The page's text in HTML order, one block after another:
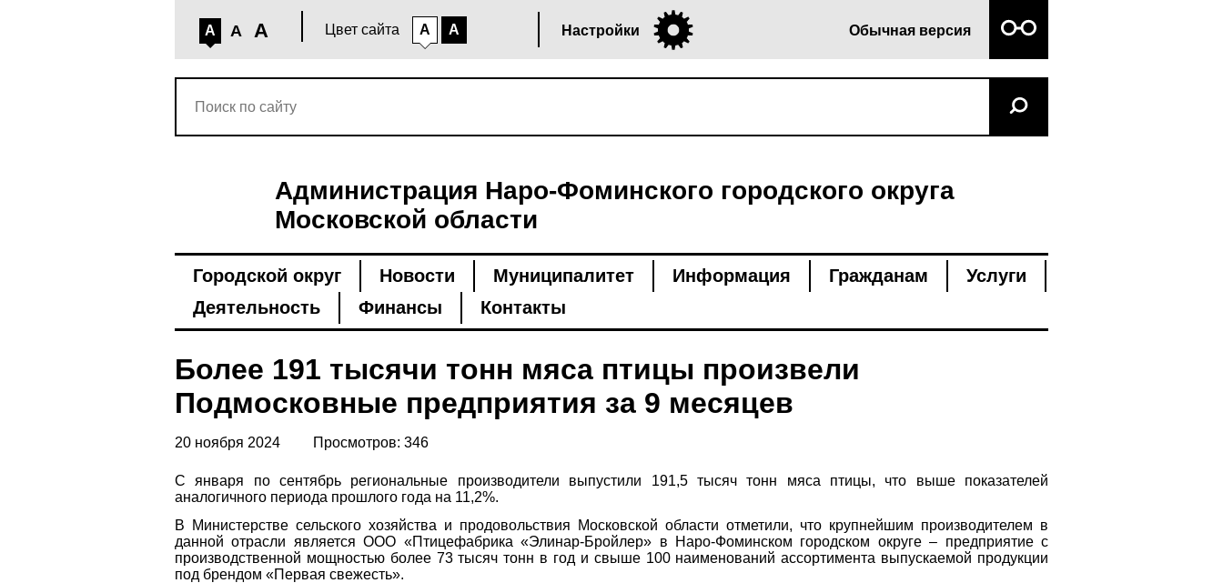
A A A Цвет сайта A A Настройки Обычная версия
Администрация Наро-Фоминского городского округа
Московской области
Городской округ Новости Муниципалитет Информация Гражданам
Услуги
Деятельность
Финансы Контакты
Более 191 тысячи тонн мяса птицы произвели
Подмосковные предприятия за 9 месяцев
20 ноября 2024 Просмотров: 346
С января по сентябрь региональные производители выпустили 191,5 тысяч тонн мяса птицы, что выше показателей
аналогичного периода прошлого года на 11,2%.
В Министерстве сельского хозяйства и продовольствия Московской области отметили, что крупнейшим производителем в
данной отрасли является ООО «Птицефабрика «Элинар-Бройлер» в Наро-Фоминском городском округе – предприятие с
производственной мощностью более 73 тысяч тонн в год и свыше 100 наименований ассортимента выпускаемой продукции
под брендом «Первая свежесть».